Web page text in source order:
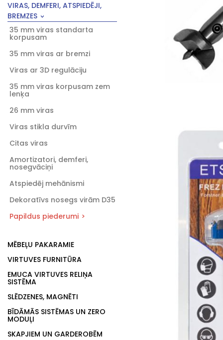
VIRAS, DEMFERI, ATSPIEDĒJI,
BREMZES
35 mm viras standarta
korpusam
35 mm viras ar bremzi
Viras ar 3D regulāciju
35 mm viras korpusam zem
lenķa
26 mm viras
Viras stikla durvīm
Citas viras
Amortizatori, demferi,
nosegvāciņi
Atspiedēj mehānismi
Dekoratīvs nosegs virām D35
Papildus piederumi
MĒBEĻU PAKARAMIE
VIRTUVES FURNITŪRA
EMUCA VIRTUVES RELIŅA
SISTĒMA
SLĒDZENES, MAGNĒTI
BĪDĀMĀS SISTĒMAS UN ZERO
MODUĻI
SKAPJIEM UN GARDEROBĒM